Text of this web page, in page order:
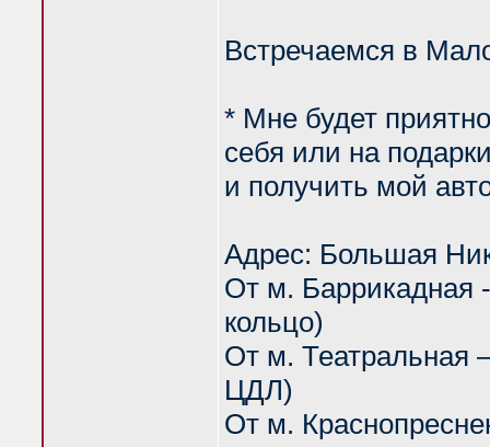
Встречаемся в
* Мне будет
себя или на
и получить мой
Адрес: Большая
От м. Баррикадная
кольцо)
От м. Театральная
ЦДЛ)
От м.